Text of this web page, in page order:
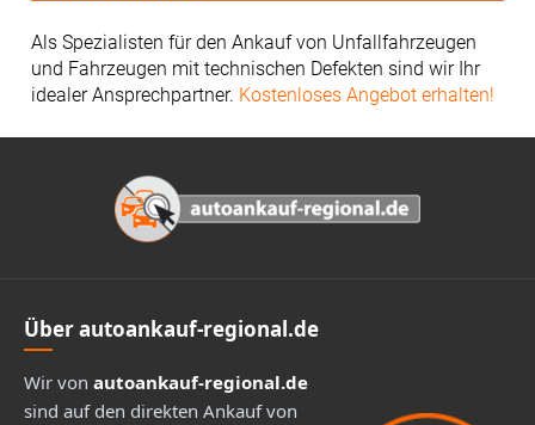
Als Spezialisten für den Ankauf von Unfallfahrzeugen
und Fahrzeugen mit technischen Defekten sind wir Ihr
idealer Ansprechpartner. Kostenloses Angebot erhalten!
Über autoankauf-regional.de
Wir von autoankauf-regional.de
sind auf den direkten Ankauf von